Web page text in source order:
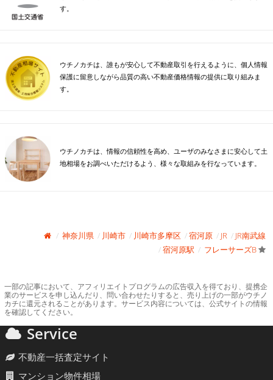
す。
ウチノカチは、誰もが安心して不動産取引を行えるように、個人情報
保護に留意しながら品質の高い不動産価格情報の提供に取り組みま
す。
ウチノカチは、情報の信頼性を高め、ユーザのみなさまに安心して土
地相場をお調べいただけるよう、様々な取組みを行なっています。
神奈川県 川崎市 川崎市多摩区 宿河原 JR
JR南武線
宿河原駅
フレーサーズB
一部の記事において、アフィリエイトプログラムの広告収入を得ており、提携企
業のサービスを申し込んだり、問い合わせたりすると、売り上げの一部がウチノ
カチに還元されることがあります。サービス内容については、公式サイトの情報
を確認してください。
Service
不動産一括査定サイト
マンション物件相場